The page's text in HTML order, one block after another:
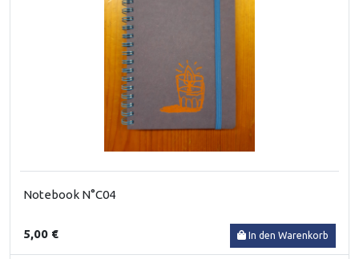
Notebook N°C04
5,00 € In den Warenkorb